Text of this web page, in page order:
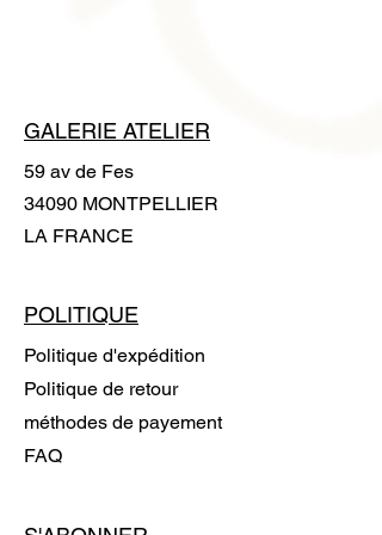
GALERIE ATELIER
59 av de Fes
34090 MONTPELLIER
LA FRANCE
POLITIQUE
Politique d'expédition
Politique de retour
méthodes de payement
FAQ